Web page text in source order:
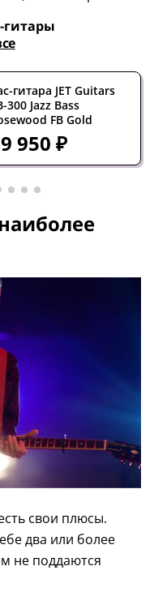
гитары
гитара JET Guitars
300 Jazz Bass
FB Gold
950 ₽
свои плюсы.
два или более
не поддаются